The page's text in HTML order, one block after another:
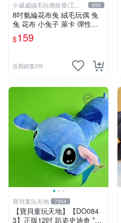
小威威絨毛玩偶批發(工廠
直營)
850
8吋氨綸花布兔 絨毛玩偶 兔
兔 花布 小兔子 萊卡 彈性布
料 娃娃 公仔 交換禮物 安撫
玩偶 超柔軟兔兔玩偶 陪伴玩
$159
近期銷量2件
寶貝童玩天地 7354
【寶貝童玩天地】【DO084
3】正版12吋 趴姿史迪奇 *D